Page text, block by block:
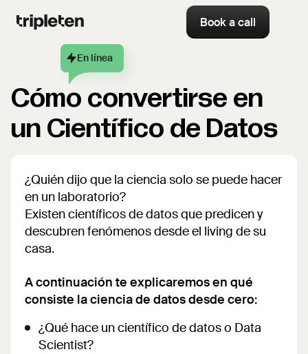
Book a call
En línea
Cómo convertirse en
un Científico de Datos
¿Quién dijo que la ciencia solo se puede hacer
en un laboratorio?
Existen científicos de datos que predicen y
descubren fenómenos desde el living de su
casa.
A continuación te explicaremos en qué
consiste la ciencia de datos desde cero:
¿Qué hace un científico de datos o Data
Scientist?